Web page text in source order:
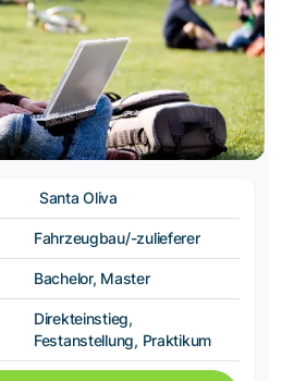
Santa Oliva
Fahrzeugbau/-zulieferer
Bachelor, Master
Direkteinstieg,
Festanstellung, Praktikum